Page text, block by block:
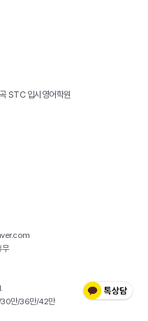
STC 입시영어학원
30만/36만/42만